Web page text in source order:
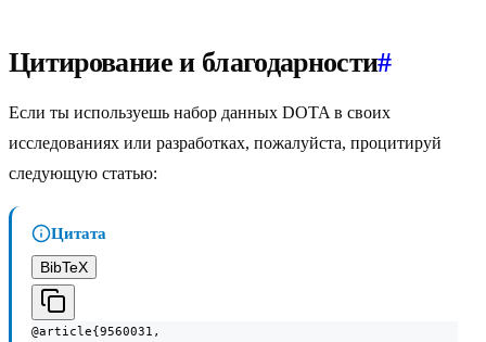
Цитирование и благодарности#
Если ты используешь набор данных DOTA в своих
исследованиях или разработках, пожалуйста, процитируй
следующую статью:
Цитата
BibTeX
@article{9560031,